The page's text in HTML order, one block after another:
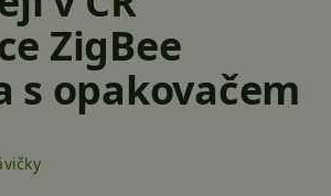
ZigBee
s opakovačem